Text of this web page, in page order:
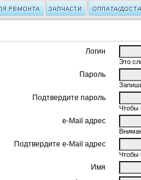
Логин
Это
Пароль
Подтвердите пароль
Чтобы
e-Mail адрес
Подтвердите e-Mail адрес
Чтобы
Имя